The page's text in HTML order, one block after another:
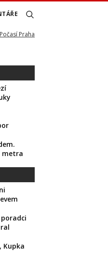
Počasí Praha
metra
Kupka